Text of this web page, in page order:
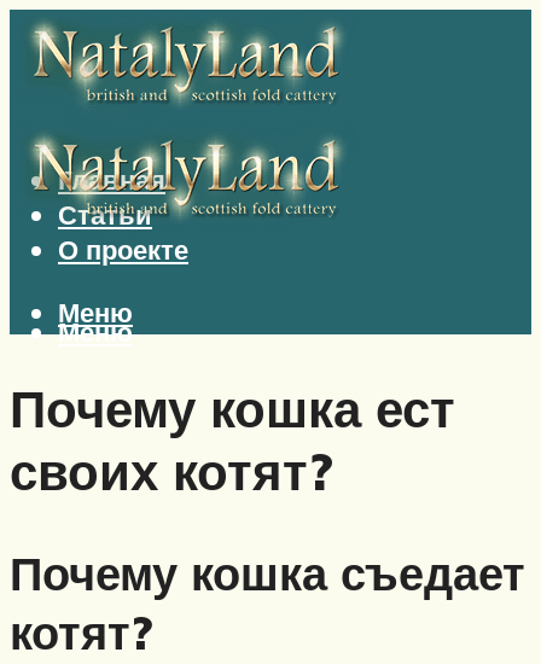
Главная
Статьи
О проекте
Меню
Меню
Почему кошка ест
своих котят?
Почему кошка съедает
котят?